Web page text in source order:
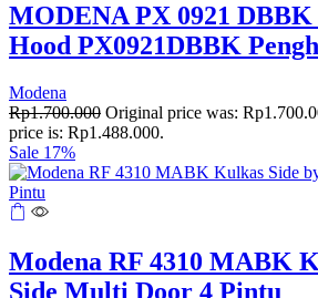
MODENA PX 0921
Hood PX0921DBBK
Modena
Rp1.700.000 Original price was:
price is: Rp1.488.000.
Sale 17%
Modena RF 4310 MABK
Side Multi Door 4 Pintu